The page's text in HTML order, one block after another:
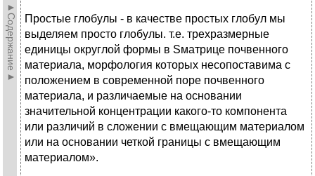
►Содержание►
Простые глобулы - в качестве простых глобул мы
выделяем просто глобулы. т.е. трехразмерные
единицы округлой формы в Sматрице почвенного
материала, морфология которых несопоставима с
положением в современной поре почвенного
материала, и различаемые на основании
значительной концентрации какого-то компонента
или различий в сложении с вмещающим материалом
или на основании четкой границы с вмещающим
материалом».